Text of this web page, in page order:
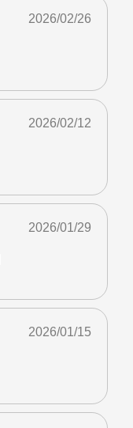
2026/02/26
2026/02/12
2026/01/29
2026/01/15